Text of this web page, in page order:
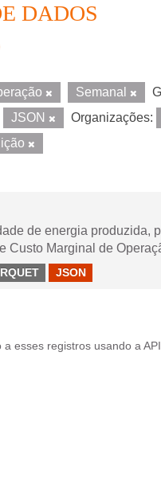
DADOS
Semanal
JSON Organizações:
de energia produzida,
Custo Marginal de
JSON
a esses registros usando a API